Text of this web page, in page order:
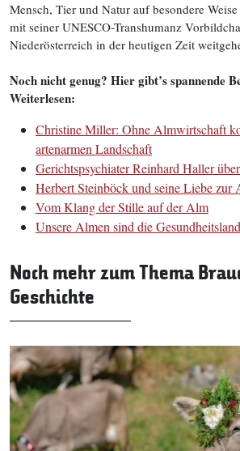
Mensch, Tier und Natur auf besondere
mit seiner UNESCO-Transhumanz
Niederösterreich in der heutigen Zeit
Noch nicht genug? Hier gibt’s spannende
Weiterlesen:
Christine Miller: Ohne Almwirtschaft
artenarmen Landschaft
Gerichtspsychiater Reinhard Haller
Herbert Steinböck und seine Liebe zur
Vom Klang der Stille auf der Alm
Unsere Almen sind die
Noch mehr zum Thema
Geschichte